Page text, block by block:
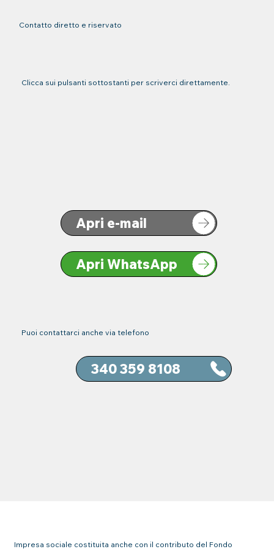
Contatto diretto e riservato
Clicca sui pulsanti sottostanti per scriverci direttamente.
Apri e-mail
Apri WhatsApp
Puoi contattarci anche via telefono
Impresa sociale costituita anche con il contributo del Fondo